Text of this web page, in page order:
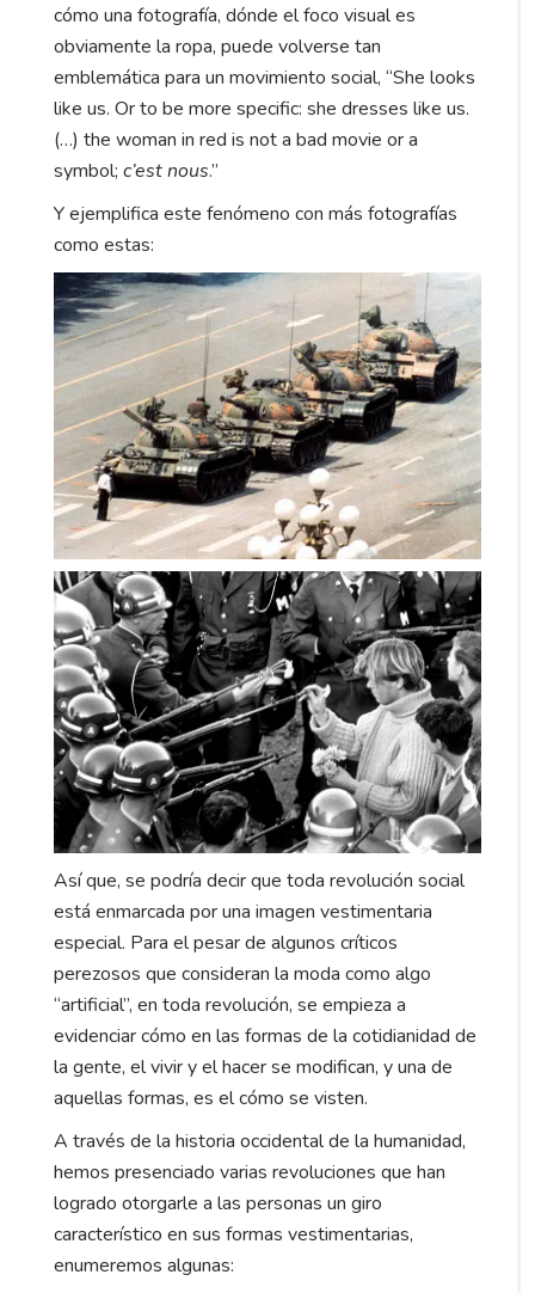
cómo una fotografía, dónde el foco visual es
obviamente la ropa, puede volverse tan
emblemática para un movimiento social, “She looks
like us. Or to be more specific: she dresses like us.
(…) the woman in red is not a bad movie or a
symbol; c’est nous.”
Y ejemplifica este fenómeno con más fotografías
como estas:
Así que, se podría decir que toda revolución social
está enmarcada por una imagen vestimentaria
especial. Para el pesar de algunos críticos
perezosos que consideran la moda como algo
“artificial”, en toda revolución, se empieza a
evidenciar cómo en las formas de la cotidianidad de
la gente, el vivir y el hacer se modifican, y una de
aquellas formas, es el cómo se visten.
A través de la historia occidental de la humanidad,
hemos presenciado varias revoluciones que han
logrado otorgarle a las personas un giro
característico en sus formas vestimentarias,
enumeremos algunas: